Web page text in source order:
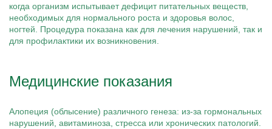
когда организм испытывает дефицит питательных веществ,
необходимых для нормального роста и здоровья волос,
ногтей. Процедура показана как для лечения нарушений, так и
для профилактики их возникновения.
Медицинские показания
Алопеция (облысение) различного генеза: из-за гормональных
нарушений, авитаминоза, стресса или хронических патологий.